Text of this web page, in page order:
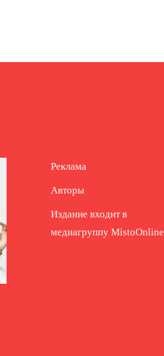
Реклама
Авторы
Издание входит в
медиагруппу MistoOnline